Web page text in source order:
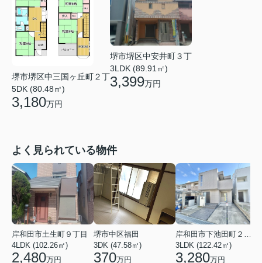
堺市堺区中三国ヶ丘町２丁
5DK (80.48㎡)
3,180万円
堺市堺区中安井町３丁
3LDK (89.91㎡)
3,399万円
よく見られている物件
岸和田市土生町９丁目
4LDK (102.26㎡)
2,480万円
堺市中区福田
3DK (47.58㎡)
370万円
3LDK (122.42㎡)
3,280万円